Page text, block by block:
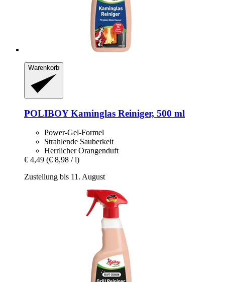
Warenkorb
POLIBOYKaminglas Reiniger, 500 ml
Power-Gel-Formel
Strahlende Sauberkeit
Herrlicher Orangenduft
€ 4,49 (€ 8,98 / l)
Zustellung bis 11. August